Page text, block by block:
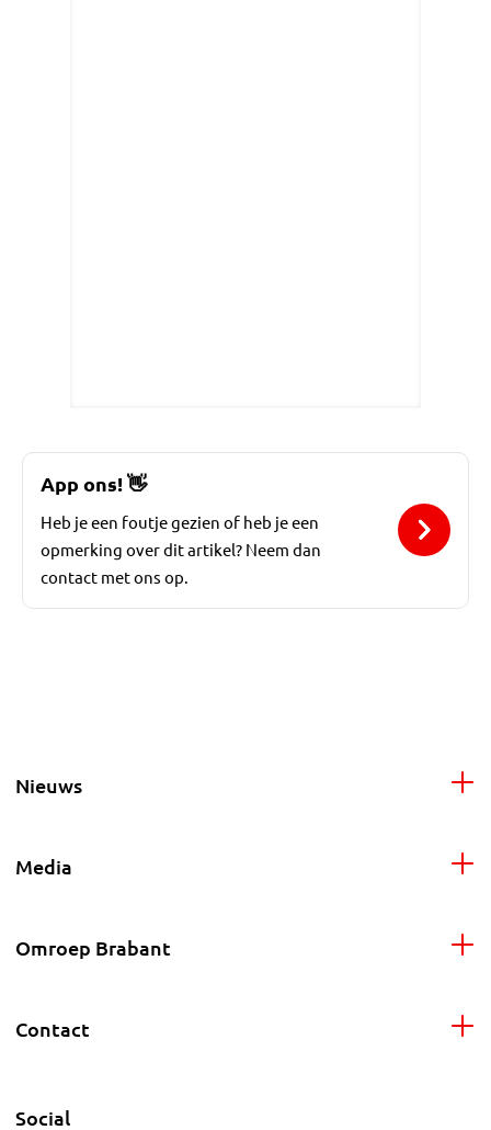
App ons!👋
Heb je een foutje gezien of heb je een
opmerking over dit artikel? Neem dan
contact met ons op.
Nieuws
Media
Omroep Brabant
Contact
Social